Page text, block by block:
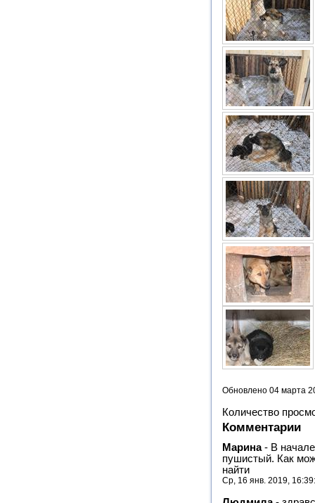
Обновлено 04 марта
Количество
Комментарии
Марина- В
пушистый. Как
найти
Ср, 16 янв. 2019,